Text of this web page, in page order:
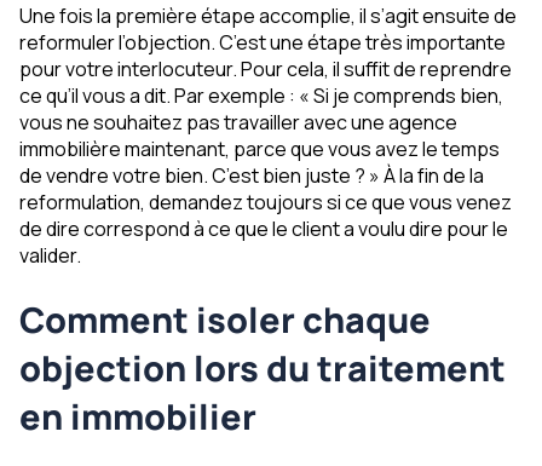
Une fois la première étape accomplie, il s’agit ensuite de
reformuler l’objection. C’est une étape très importante
pour votre interlocuteur. Pour cela, il suffit de reprendre
ce qu’il vous a dit. Par exemple : « Si je comprends bien,
vous ne souhaitez pas travailler avec une agence
immobilière maintenant, parce que vous avez le temps
de vendre votre bien. C’est bien juste ? » À la fin de la
reformulation, demandez toujours si ce que vous venez
de dire correspond à ce que le client a voulu dire pour le
valider.
Comment isoler chaque
objection lors du traitement
en immobilier